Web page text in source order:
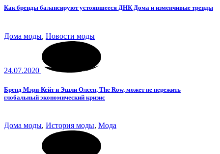
Как бренды балансируют устоявшееся ДНК Дома и изменчивые тренды
Дома моды, Новости моды
24.07.2020
Бренд Мэри-Кейт и Эшли Олсен, The Row, может не пережить
глобальный экономический кризис
Дома моды, История моды, Мода